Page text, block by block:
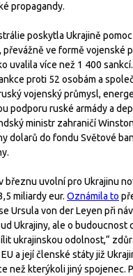
propagandy.
poskytla Ukrajině
převážně ve formě vojenské
uvalila více než 1 400
proti 52 osobám a
vojenský průmysl,
podporu ruské armády a
ministr zahraničí
dolarů do fondu Světové
březnu uvolní pro Ukrajinu
miliardy eur. Oznámila to
Ursula von der Leyen při
Ukrajiny, ale o budoucnost
ukrajinskou odolnost,“
a její členské státy již
než kterýkoli jiný spojenec.